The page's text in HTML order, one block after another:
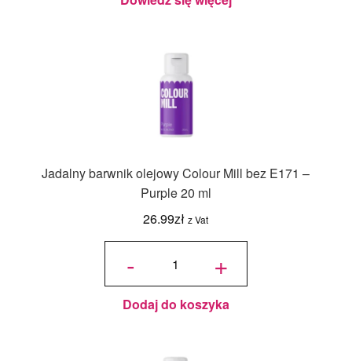
Jadalny barwnik olejowy Colour Mill bez E171 –
Purple 20 ml
26.99zł z Vat
-
ilość
olejowy
Colour
Mill bez
E171 -
Purple
+
Dodaj do koszyka